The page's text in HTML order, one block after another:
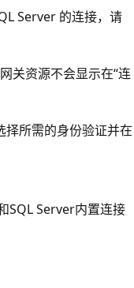
Server 的连接，请
关资源不会显示在“连
择所需的身份验证并在
SQL Server内置连接